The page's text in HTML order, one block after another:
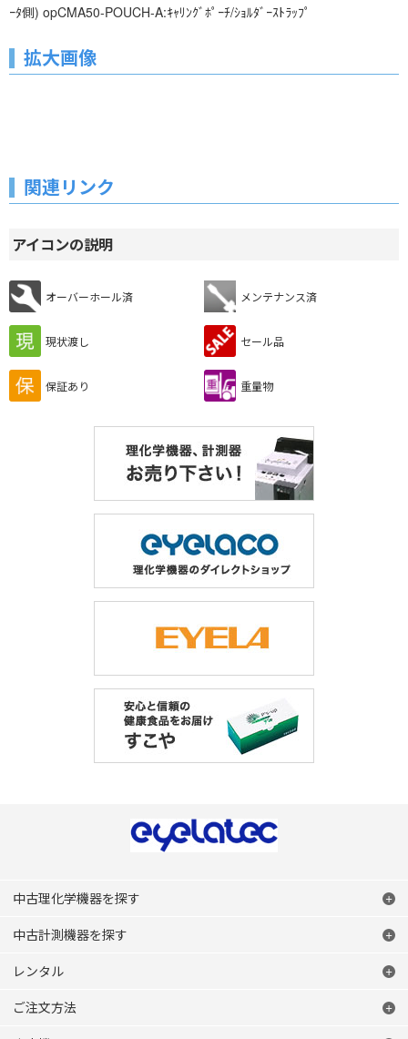
ｰﾀ側) opCMA50-POUCH-A:ｷｬﾘﾝｸﾞﾎﾟｰﾁ/ｼｮﾙﾀﾞｰｽﾄﾗｯﾌﾟ
拡大画像
関連リンク
アイコンの説明
オーバーホール済 メンテナンス済
現状渡し セール品
保証あり 重量物
中古理化学機器を探す
中古計測機器を探す
レンタル
ご注文方法